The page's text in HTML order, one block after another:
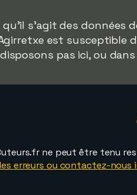
qu'il s'agit des données
est susceptible
pas ici, ou
ne peut être tenu
erreurs ou contactez-nous